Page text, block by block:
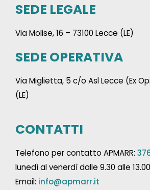
SEDE LEGALE
Via Molise, 16 – 73100 Lecce (LE)
SEDE OPERATIVA
Via Miglietta, 5 c/o Asl Lecce (Ex
(LE)
CONTATTI
Telefono per contatto APMARR:
lunedì al venerdì dalle 9.30 alle 13.00
Email: info@apmarr.it